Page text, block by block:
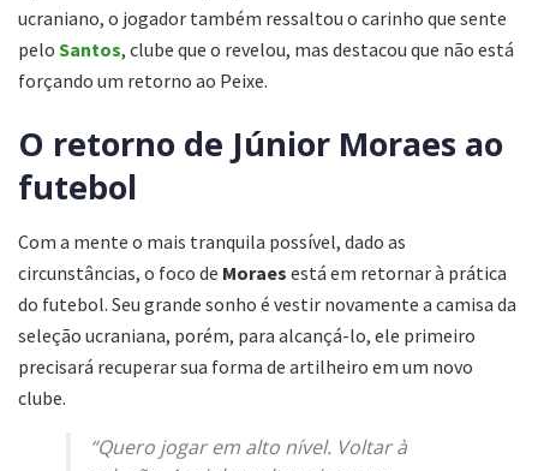
ucraniano, o jogador também ressaltou o carinho que sente
pelo Santos, clube que o revelou, mas destacou que não está
forçando um retorno ao Peixe.
O retorno de Júnior Moraes ao
futebol
Com a mente o mais tranquila possível, dado as
circunstâncias, o foco de Moraes está em retornar à prática
do futebol. Seu grande sonho é vestir novamente a camisa da
seleção ucraniana, porém, para alcançá-lo, ele primeiro
precisará recuperar sua forma de artilheiro em um novo
clube.
“Quero jogar em alto nível. Voltar à